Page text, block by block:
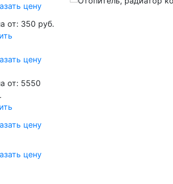
цену
от: 350 руб.
цену
от: 5550
цену
цену